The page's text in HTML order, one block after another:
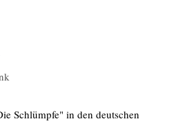
Schlümpfe" in den deutschen